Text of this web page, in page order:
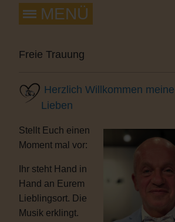
Freie Trauung
Herzlich Willkommen meine
Lieben
Stellt Euch einen
Moment mal vor:
Ihr steht Hand in
Hand an Eurem
Lieblingsort. Die
Musik erklingt.